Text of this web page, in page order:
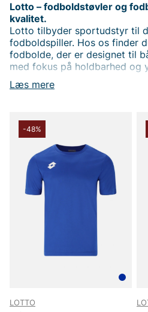
Læs mere
Lotto – fodboldstøvler og
kvalitet.
Lotto tilbyder sportudstyr til
fodboldspiller. Hos os finder
fodbolde, der er designet til
med fokus på holdbarhed og
Opgrader dit fodboldudstyr
og få den komfort og kontrol,
-48%
LOTTO